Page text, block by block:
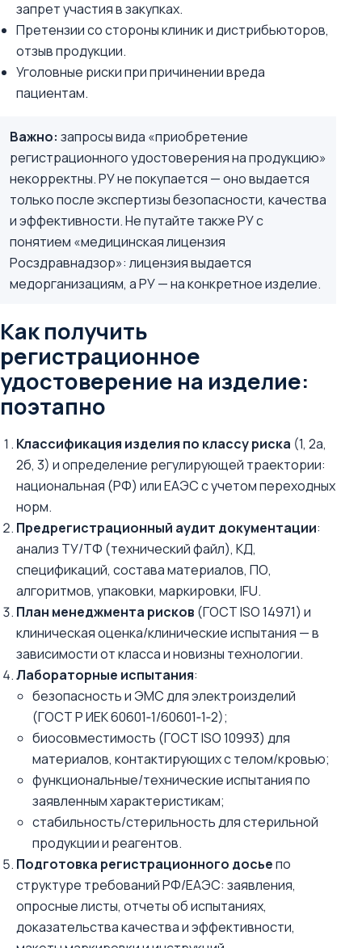
запрет участия в закупках.
Претензии со стороны клиник и дистрибьюторов,
отзыв продукции.
Уголовные риски при причинении вреда
пациентам.
Важно: запросы вида «приобретение
регистрационного удостоверения на продукцию»
некорректны. РУ не покупается — оно выдается
только после экспертизы безопасности, качества
и эффективности. Не путайте также РУ с
понятием «медицинская лицензия
Росздравнадзор»: лицензия выдается
медорганизациям, а РУ — на конкретное изделие.
Как получить
регистрационное
удостоверение на изделие:
поэтапно
Классификация изделия по классу риска (1, 2а,
2б, 3) и определение регулирующей траектории:
национальная (РФ) или ЕАЭС c учетом переходных
норм.
Предрегистрационный аудит документации:
анализ ТУ/ТФ (технический файл), КД,
спецификаций, состава материалов, ПО,
алгоритмов, упаковки, маркировки, IFU.
План менеджмента рисков (ГОСТ ISO 14971) и
клиническая оценка/клинические испытания — в
зависимости от класса и новизны технологии.
Лабораторные испытания:
безопасность и ЭМС для электроизделий
(ГОСТ Р ИЕК 60601‑1/60601‑1‑2);
биосовместимость (ГОСТ ISO 10993) для
материалов, контактирующих с телом/кровью;
функциональные/технические испытания по
заявленным характеристикам;
стабильность/стерильность для стерильной
продукции и реагентов.
Подготовка регистрационного досьепо
структуре требований РФ/ЕАЭС: заявления,
опросные листы, отчеты об испытаниях,
доказательства качества и эффективности,